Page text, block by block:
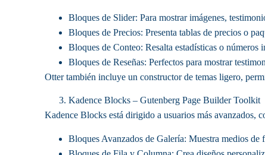
Bloques de Slider: Para mostrar imágenes,
Bloques de Precios: Presenta tablas de precios o
Bloques de Conteo: Resalta estadísticas o números
Bloques de Reseñas: Perfectos para mostrar
Otter también incluye un constructor de temas ligero,
Kadence Blocks – Gutenberg Page Builder Toolkit
Kadence Blocks está dirigido a usuarios más avanzados,
Bloques Avanzados de Galería: Muestra medios de